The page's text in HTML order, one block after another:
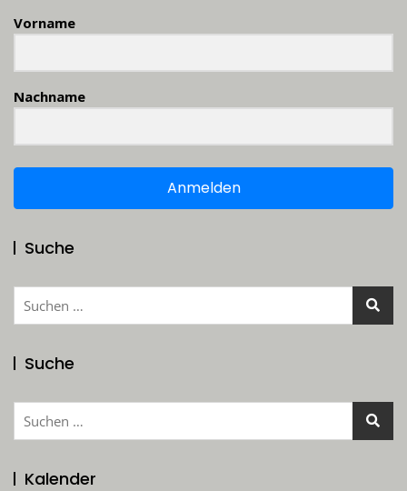
Vorname
Nachname
Anmelden
Suche
Suchen
Suche
Suchen
Kalender